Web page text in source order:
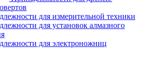
для измерительной техники
для установок алмазного
для электроножниц